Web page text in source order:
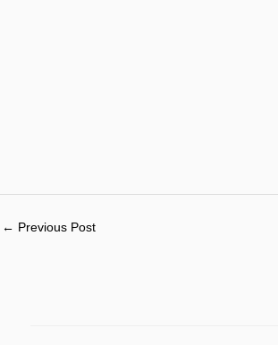
← Previous Post